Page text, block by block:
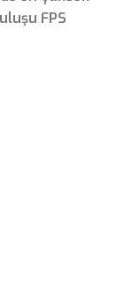
FPS